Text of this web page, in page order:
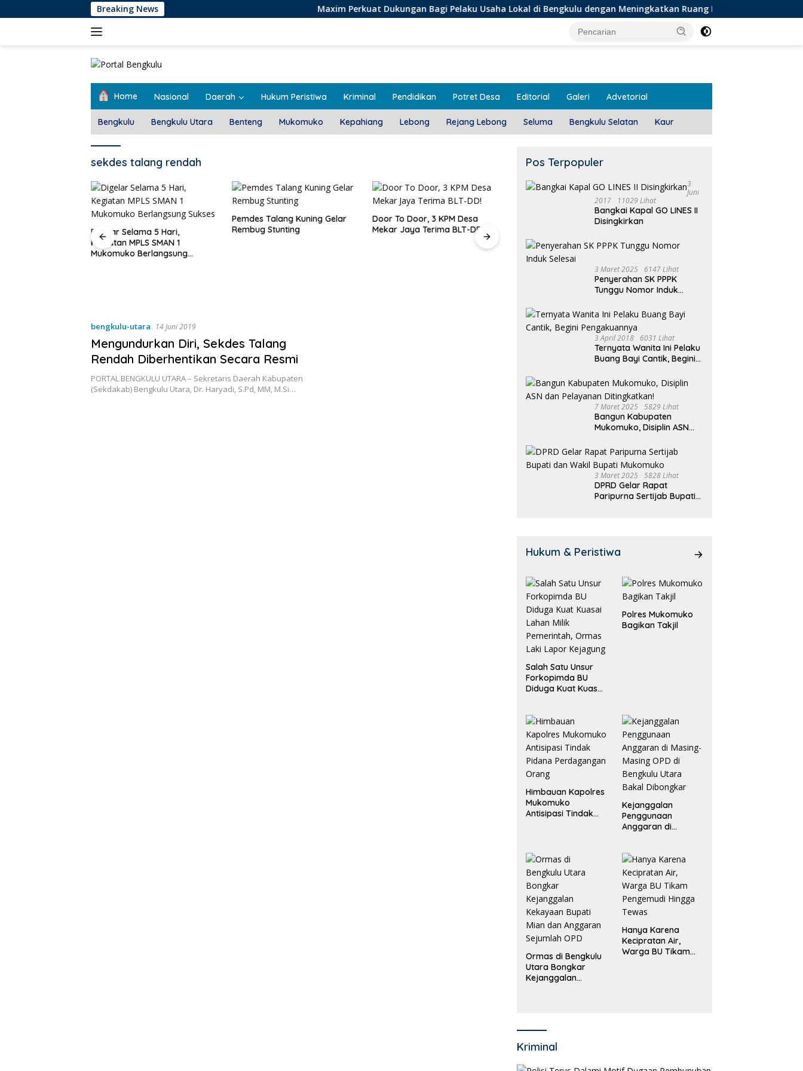
ke
Breaking News Maxim Perkuat Dukungan Bagi Pelaku Usaha Lokal di Bengkulu dengan Meningkatkan Ruang Publik dan Kebersihan Pasar
Home Nasional Daerah Hukum Peristiwa Kriminal Pendidikan Potret Desa Editorial Galeri Advetorial
Bengkulu Bengkulu Utara Benteng Mukomuko Kepahiang Lebong Rejang Lebong Seluma Bengkulu Selatan Kaur
sekdes talang rendah
Digelar Selama 5 Hari,
Kegiatan MPLS SMAN 1
Mukomuko Berlangsung
Pemdes Talang Kuning Gelar
Rembug Stunting
Door To Door, 3 KPM Desa
Mekar Jaya Terima BLT-DD!
SMAN I Mukomuko Saling
Beradu Kemampuan!
Salurkan BLT-DD Door To
bengkulu-utara 14 Juni 2019
Mengundurkan Diri, Sekdes Talang
Rendah Diberhentikan Secara Resmi
PORTAL BENGKULU UTARA – Sekretaris Daerah Kabupaten
(Sekdakab) Bengkulu Utara, Dr. Haryadi, S.Pd, MM, M.Si…
Pos Terpopuler
3
Juni
2017
11029 Lihat
Bangkai Kapal GO LINES II
Disingkirkan
3 Maret 2025 6147 Lihat
Penyerahan SK PPPK
Tunggu Nomor Induk
3 April 2018 6031 Lihat
Ternyata Wanita Ini Pelaku
Buang Bayi Cantik, Begini
7 Maret 2025 5829 Lihat
Bangun Kabupaten
Mukomuko, Disiplin ASN
Ditingkatkan!
3 Maret 2025 5828 Lihat
DPRD Gelar Rapat
Paripurna Sertijab Bupati
Hukum & Peristiwa
Salah Satu Unsur
Forkopimda BU
Diduga Kuat Kuasai
Laki Lapor
Kejagung
Polres Mukomuko
Bagikan Takjil
Himbauan Kapolres
Mukomuko
Antisipasi Tindak
Kejanggalan
Penggunaan
Anggaran di
Bakal Dibongkar
Ormas di Bengkulu
Utara Bongkar
Kejanggalan
Hanya Karena
Kecipratan Air,
Warga BU Tikam
Kriminal